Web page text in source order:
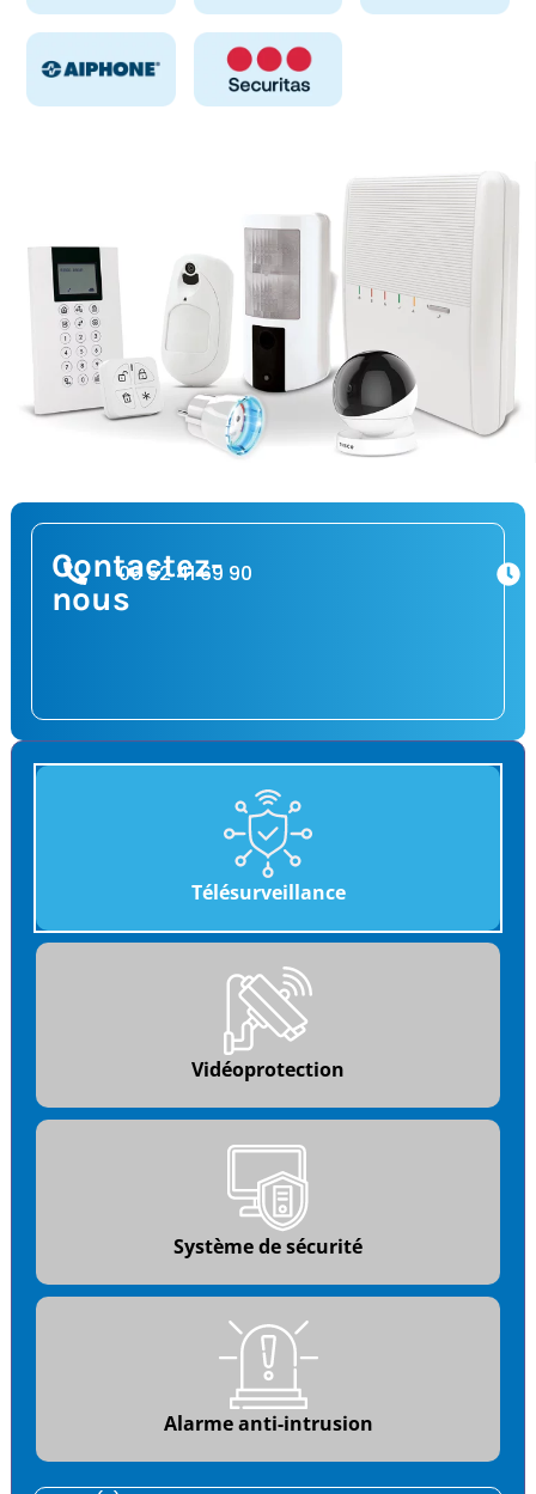
Contactez-
nous
06 52 41 69 90
Télésurveillance
Vidéoprotection
Système de sécurité
Alarme anti-intrusion